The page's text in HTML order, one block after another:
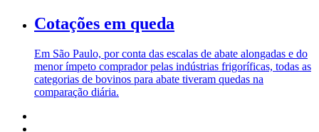
Cotações em queda
Em São Paulo, por conta das escalas de abate alongadas e do
menor ímpeto comprador pelas indústrias frigoríficas, todas as
categorias de bovinos para abate tiveram quedas na
comparação diária.